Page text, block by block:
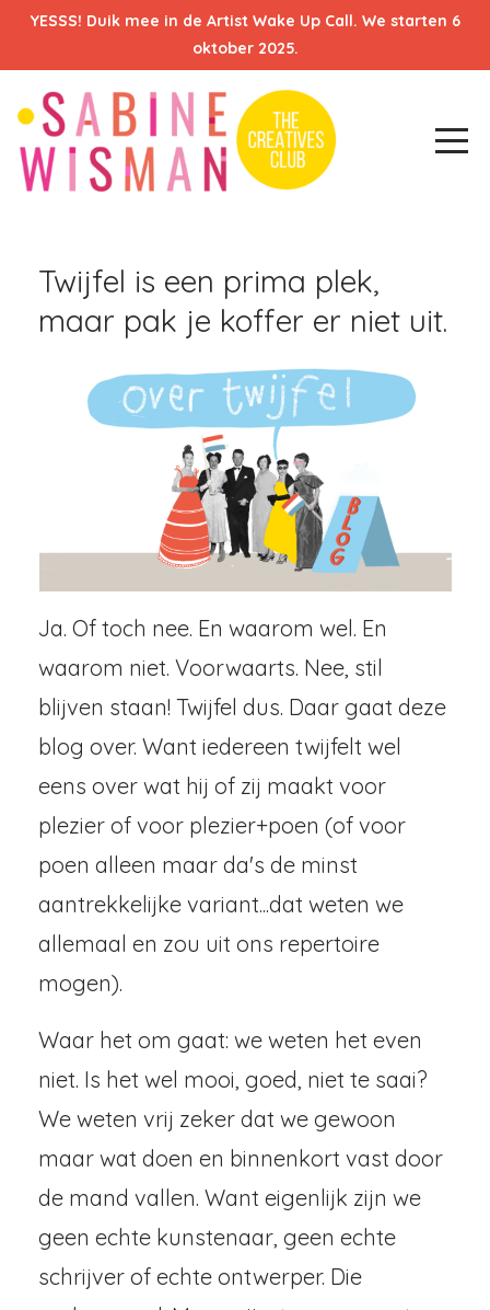
YESSS! Duik mee in de Artist Wake Up Call. We starten 6
oktober 2025.
Twijfel is een prima plek,
maar pak je koffer er niet uit.
Ja. Of toch nee. En waarom wel. En
waarom niet. Voorwaarts. Nee, stil
blijven staan! Twijfel dus. Daar gaat deze
blog over. Want iedereen twijfelt wel
eens over wat hij of zij maakt voor
plezier of voor plezier+poen (of voor
poen alleen maar da's de minst
aantrekkelijke variant...dat weten we
allemaal en zou uit ons repertoire
mogen).
Waar het om gaat: we weten het even
niet. Is het wel mooi, goed, niet te saai?
We weten vrij zeker dat we gewoon
maar wat doen en binnenkort vast door
de mand vallen. Want eigenlijk zijn we
geen echte kunstenaar, geen echte
schrijver of echte ontwerper. Die